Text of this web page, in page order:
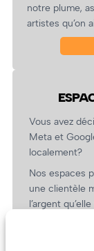
notre plume,
artistes qu’on
Vous avez
Meta et
localement?
Nos espaces
une clientèle
l’argent